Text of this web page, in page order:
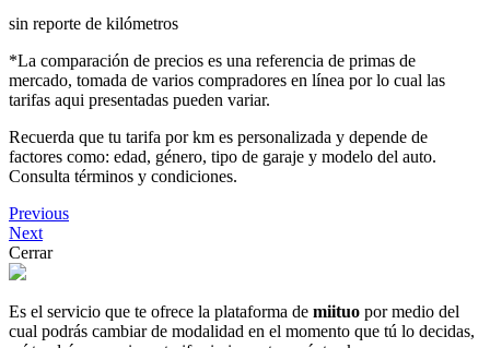
sin reporte de kilómetros
*La comparación de precios es una referencia de primas de
mercado, tomada de varios compradores en línea por lo cual las
tarifas aqui presentadas pueden variar.
Recuerda que tu tarifa por km es personalizada y depende de
factores como: edad, género, tipo de garaje y modelo del auto.
Consulta términos y condiciones.
Previous
Next
Cerrar
Es el servicio que te ofrece la plataforma de miituo por medio del
cual podrás cambiar de modalidad en el momento que tú lo decidas,